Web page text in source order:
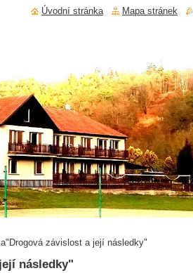
závislost a její následky"
následky"
Úvodní stránka Mapa stránek